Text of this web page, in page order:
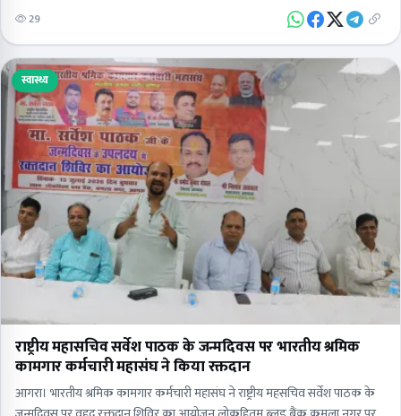
29
स्वास्थ्य
राष्ट्रीय महासचिव सर्वेश पाठक के जन्मदिवस पर भारतीय श्रमिक
कामगार कर्मचारी महासंघ ने किया रक्तदान
आगरा। भारतीय श्रमिक कामगार कर्मचारी महासंघ ने राष्ट्रीय महसचिव सर्वेश पाठक के